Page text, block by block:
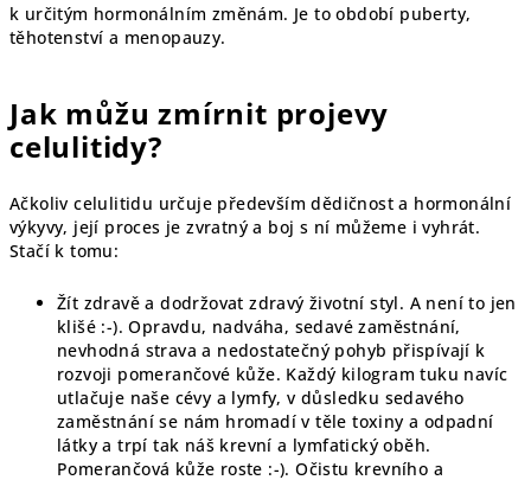
k určitým hormonálním změnám. Je to období puberty,
těhotenství a menopauzy.
Jak můžu zmírnit projevy
celulitidy?
Ačkoliv celulitidu určuje především dědičnost a hormonální
výkyvy, její proces je zvratný a boj s ní můžeme i vyhrát.
Stačí k tomu:
Žít zdravě a dodržovat zdravý životní styl. A není to jen
klišé :-). Opravdu, nadváha, sedavé zaměstnání,
nevhodná strava a nedostatečný pohyb přispívají k
rozvoji pomerančové kůže. Každý kilogram tuku navíc
utlačuje naše cévy a lymfy, v důsledku sedavého
zaměstnání se nám hromadí v těle toxiny a odpadní
látky a trpí tak náš krevní a lymfatický oběh.
Pomerančová kůže roste :-). Očistu krevního a